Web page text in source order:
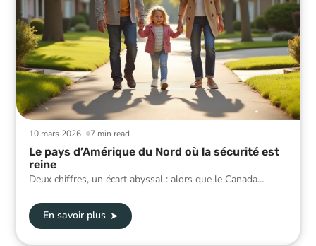
7 min read
10 mars 2026
Le pays d’Amérique du Nord où la sécurité est
reine
Deux chiffres, un écart abyssal : alors que le Canada…
En savoir plus